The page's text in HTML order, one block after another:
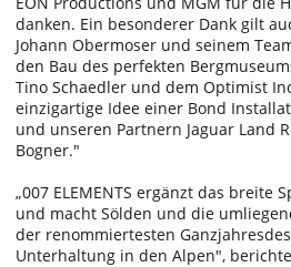
danken. Ein besonderer Dank gilt
Johann Obermoser und seinem
den Bau des perfekten
Tino Schaedler und dem Optimist
einzigartige Idee einer Bond
und unseren Partnern Jaguar Land
Bogner."
„007 ELEMENTS ergänzt das breite
und macht Sölden und die
der renommiertesten
Unterhaltung in den Alpen",